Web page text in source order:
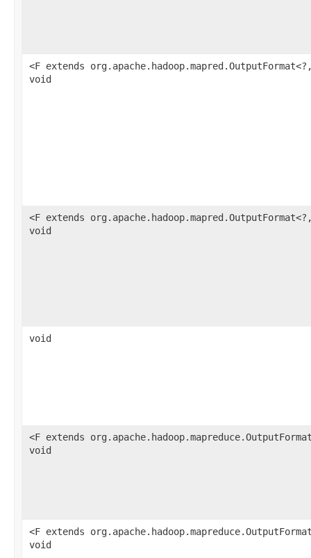
<F extends
void
<F extends
void
void
<F extends
void
<F extends
void